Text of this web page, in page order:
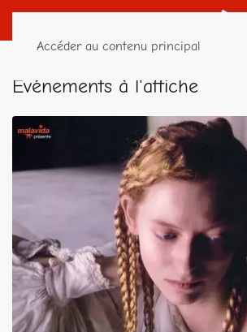
Accéder au contenu principal
Événements à l'affiche